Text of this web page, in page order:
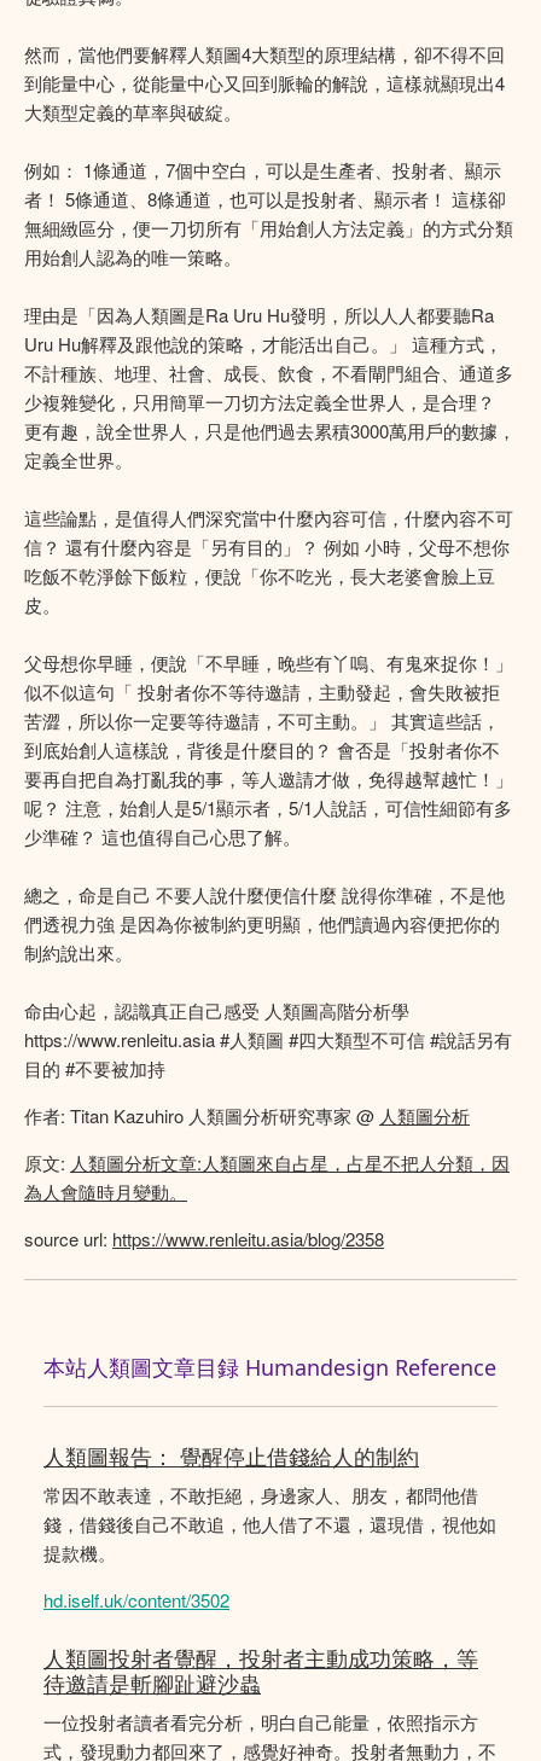
然而，當他們要解釋人類圖4大類型的原理結構，卻不得不回
到能量中心，從能量中心又回到脈輪的解說，這樣就顯現出4
大類型定義的草率與破綻。
例如： 1條通道，7個中空白，可以是生產者、投射者、顯示
者！ 5條通道、8條通道，也可以是投射者、顯示者！ 這樣卻
無細緻區分，便一刀切所有「用始創人方法定義」的方式分類
用始創人認為的唯一策略。
理由是「因為人類圖是Ra Uru Hu發明，所以人人都要聽Ra
Uru Hu解釋及跟他說的策略，才能活出自己。」 這種方式，
不計種族、地理、社會、成長、飲食，不看閘門組合、通道多
少複雜變化，只用簡單一刀切方法定義全世界人，是合理？
更有趣，說全世界人，只是他們過去累積3000萬用戶的數據，
定義全世界。
這些論點，是值得人們深究當中什麼內容可信，什麼內容不可
信？ 還有什麼內容是「另有目的」？ 例如 小時，父母不想你
吃飯不乾淨餘下飯粒，便說「你不吃光，長大老婆會臉上豆
皮。
父母想你早睡，便說「不早睡，晚些有丫嗚、有鬼來捉你！」
似不似這句「 投射者你不等待邀請，主動發起，會失敗被拒
苦澀，所以你一定要等待邀請，不可主動。」 其實這些話，
到底始創人這樣說，背後是什麼目的？ 會否是「投射者你不
要再自把自為打亂我的事，等人邀請才做，免得越幫越忙！」
呢？ 注意，始創人是5/1顯示者，5/1人說話，可信性細節有多
少準確？ 這也值得自己心思了解。
總之，命是自己 不要人說什麼便信什麼 說得你準確，不是他
們透視力強 是因為你被制約更明顯，他們讀過內容便把你的
制約說出來。
命由心起，認識真正自己感受 人類圖高階分析學
https://www.renleitu.asia #人類圖 #四大類型不可信 #說話另有
目的 #不要被加持
作者: Titan Kazuhiro 人類圖分析研究專家 @ 人類圖分析
原文: 人類圖分析文章:人類圖來自占星，占星不把人分類，因
為人會隨時月變動。
source url: https://www.renleitu.asia/blog/2358
本站人類圖文章目録 Humandesign Reference
人類圖報告： 覺醒停止借錢給人的制約
常因不敢表達，不敢拒絕，身邊家人、朋友，都問他借
錢，借錢後自己不敢追，他人借了不還，還現借，視他如
提款機。
hd.iself.uk/content/3502
人類圖投射者覺醒，投射者主動成功策略，等
待邀請是斬腳趾避沙蟲
一位投射者讀者看完分析，明白自己能量，依照指示方
式，發現動力都回來了，感覺好神奇。投射者無動力，不